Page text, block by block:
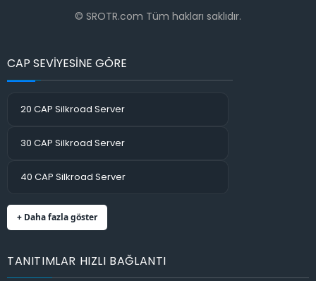
© SROTR.com Tüm hakları saklıdır.
CAP SEVİYESİNE GÖRE
20 CAP Silkroad Server
30 CAP Silkroad Server
40 CAP Silkroad Server
+ Daha fazla göster
TANITIMLAR HIZLI BAĞLANTI